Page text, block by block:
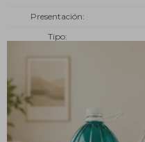
Presentación
Tipo
Estado